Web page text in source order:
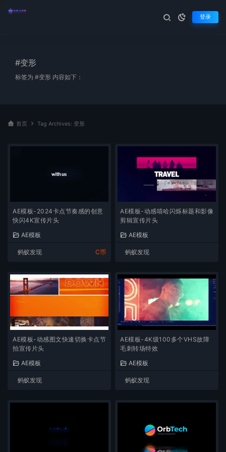
登录
#变形
标签为 #变形 内容如下：
首页 Tag Archives: 变形
AE模板-2024卡点节奏感的创意
快闪4K宣传片头
AE模板
蚂蚁发现 C币
AE模板-动感嘻哈闪烁标题和影像
剪辑宣传片头
AE模板
蚂蚁发现
AE模板-动感图文快速切换卡点节
拍宣传片头
AE模板
蚂蚁发现
AE模板-4K级100多个VHS故障
毛刺转场特效
AE模板
蚂蚁发现